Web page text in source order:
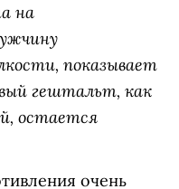
на
показывает
гештальт, как
остается
очень